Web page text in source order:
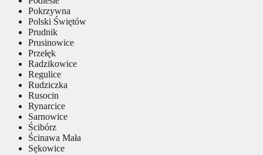
Pokrzywna
Polski Świętów
Prudnik
Prusinowice
Przełęk
Radzikowice
Regulice
Rudziczka
Rusocin
Rynarcice
Sarnowice
Ścibórz
Ścinawa Mała
Sękowice